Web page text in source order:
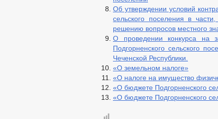
КОМИССИЯ ПО СОБЛЮДЕНИЮ
ОБРАТНАЯ СВЯЗЬ ДЛЯ
ПРАВОВЫЕ АКТЫ
УСТАВ
ПОСТАНОВЛЕНИЯ
ПОРЯДОК
БЮДЖЕТ
БЮДЖЕТ ПО ГОДАМ
ОТЧЕТ ОБ ИСПОЛНЕНИИ
МУНИЦИПАЛЬНЫЕ УСЛУГИ
БЛАНКИ,
Об утверждении условий
сельского поселения в
решению вопросов местного
О проведении конкурса на
Подгорненского сельского
Чеченской Республики.
«О земельном налоге»
«О налоге на имущество
«О бюджете Подгорненского
«О бюджете Подгорненского